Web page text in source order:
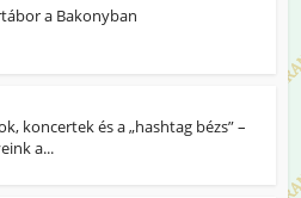
a Bakonyban
koncertek és a „hashtag bézs” –
a...